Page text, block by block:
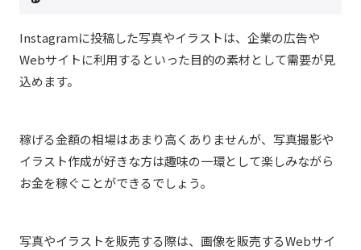
Instagramに投稿した写真やイラストは、企業の広告や
Webサイトに利用するといった目的の素材として需要が見
込めます。
稼げる金額の相場はあまり高くありませんが、写真撮影や
イラスト作成が好きな方は趣味の一環として楽しみながら
お金を稼ぐことができるでしょう。
写真やイラストを販売する際は、画像を販売するWebサイ